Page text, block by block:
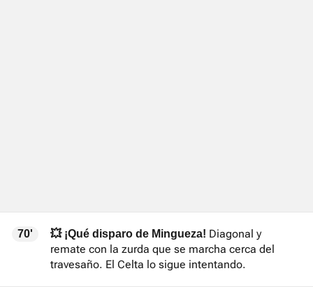
70' 💥 ¡Qué disparo de Mingueza! Diagonal y
remate con la zurda que se marcha cerca del
travesaño. El Celta lo sigue intentando.